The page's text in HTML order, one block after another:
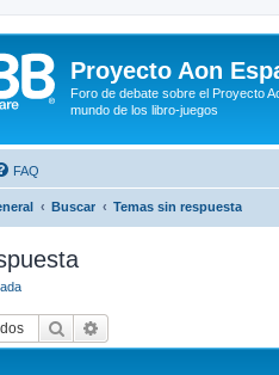
Proyecto Aon
Foro de debate sobre el Proyecto
mundo de los libro-juegos
FAQ
Buscar Temas sin respuesta
Buscar